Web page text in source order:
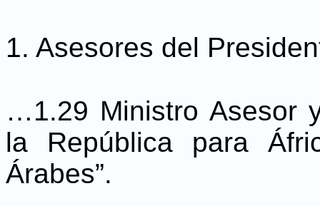
1. Asesores del
…1.29 Ministro Asesor
la República para
Árabes”.